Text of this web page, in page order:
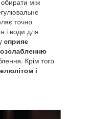
між
точно
і води для
сприяє
Крім того
і